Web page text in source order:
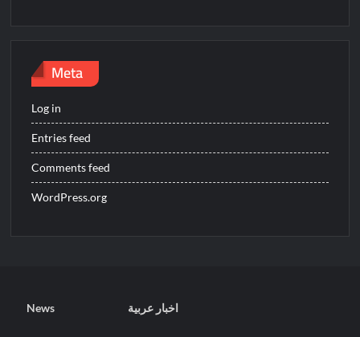
Meta
Log in
Entries feed
Comments feed
WordPress.org
News اخبار عربية